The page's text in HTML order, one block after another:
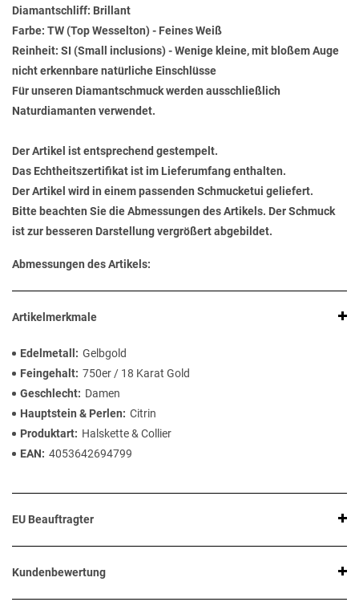
Diamantschliff: Brillant
Farbe: TW (Top Wesselton) - Feines Weiß
Reinheit: SI (Small inclusions) - Wenige kleine, mit bloßem Auge
nicht erkennbare natürliche Einschlüsse
Für unseren Diamantschmuck werden ausschließlich
Naturdiamanten verwendet.
Der Artikel ist entsprechend gestempelt.
Das Echtheitszertifikat ist im Lieferumfang enthalten.
Der Artikel wird in einem passenden Schmucketui geliefert.
Bitte beachten Sie die Abmessungen des Artikels. Der Schmuck
ist zur besseren Darstellung vergrößert abgebildet.
Abmessungen des Artikels:
Artikelmerkmale
Edelmetall
Gelbgold
Feingehalt 750er / 18 Karat Gold
Geschlecht
Damen
Hauptstein & Perlen
Citrin
Produktart
Halskette & Collier
EAN
4053642694799
EU Beauftragter
Kundenbewertung